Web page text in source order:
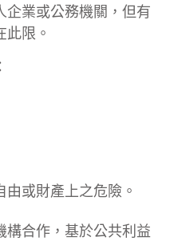
企業或公務機關，但有
限。
或財產上之危險。
構合作，基於公共利益